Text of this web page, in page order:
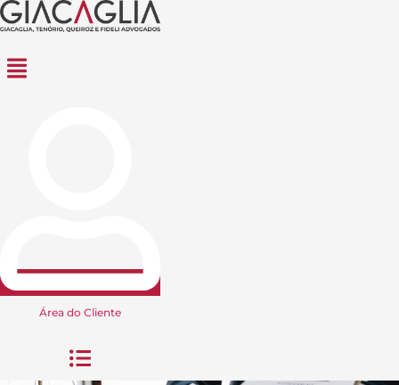
Menu
Área do Cliente